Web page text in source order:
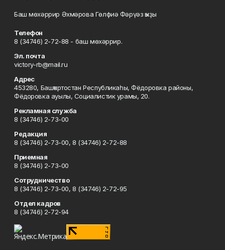
Баш мөхәррир Әхмәрова Гөлфиә Фәрүәз ҡыҙы
Телефон
8 (34746) 2-72-88 - баш мөхәррир.
Эл. почта
victory-rb@mail.ru
Адрес
453280, Башҡортостан Республикаһы, Фёдоровка районы,
Фёдоровка ауылы, Социалистик урамы, 20.
Рекламная служба
8 (34746) 2-73-00
Редакция
8 (34746) 2-73-00, 8 (34746) 2-72-88
Приемная
8 (34746) 2-73-00
Сотрудничество
8 (34746) 2-73-00, 8 (34746) 2-72-95
Отдел кадров
8 (34746) 2-72-94